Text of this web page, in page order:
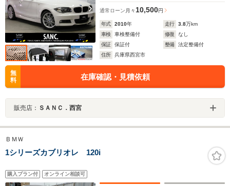
通常ローン 月々10,500円
年式 2010年 走行 3.8万km
車検
車検整備付 修復
なし
保証
保証付 整備
法定整備付
住所
兵庫県西宮市
無
料
在庫確認・見積依頼
販売店： ＳＡＮＣ．西宮
ＢＭＷ
1シリーズカブリオレ 120i
購入プラン付 オンライン相談可